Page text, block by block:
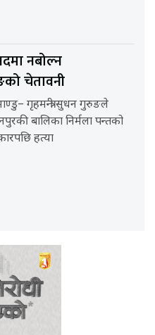
नबोल्न
चेतावनी
गृहमन्त्री सुधन गुरुङले
बालिका निर्मला पन्तको
हत्या